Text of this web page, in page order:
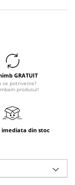
GRATUIT
se potriveste?
produsul!
imediata din stoc